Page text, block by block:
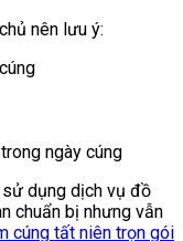
nên lưu ý:
ngày cúng
sử dụng dịch vụ đồ
chuẩn bị nhưng vẫn
cúng tất niên trọn gói